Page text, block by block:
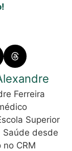
Ferreira
Superior
Saúde desde
no CRM